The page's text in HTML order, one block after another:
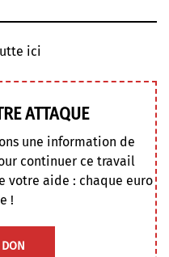
ici
ATTAQUE
une information de
continuer ce travail
votre aide : chaque euro
!